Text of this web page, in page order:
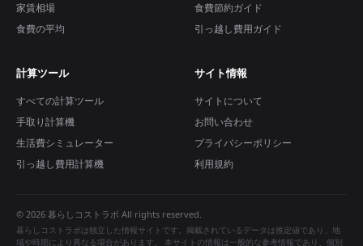
家賃相場
食費の平均
食費節約ガイド
引っ越し費用ガイド
計算ツール
すべての計算ツール
手取り計算機
生活費シミュレーター
引っ越し費用計算機
サイト情報
サイトについて
お問い合わせ
プライバシーポリシー
利用規約
© 2026 暮らしコストラボ All rights reserved.
暮らしコストラボは独立した情報サイトです。掲載されているデータは推定値であり、地
域や時期により異なる場合があります。 本サイトの情報は一般的な参考情報であり、個別